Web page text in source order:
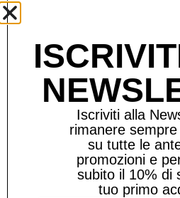
Prodotti
Iscriviti alla
rimanere
su tutte le
promozioni e
subito il 10% di
tuo primo